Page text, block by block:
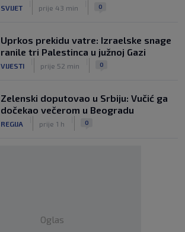
SVIJET prije 43 min 0
Uprkos prekidu vatre: Izraelske snage
ranile tri Palestinca u južnoj Gazi
VIJESTI prije 52 min 0
Zelenski doputovao u Srbiju: Vučić ga
dočekao večerom u Beogradu
REGIJA prije 1 h 0
Oglas